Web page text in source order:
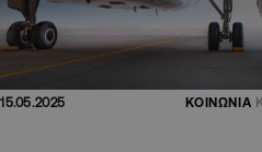
15.05.2025 ΚΟΙΝΩΝΙΑ